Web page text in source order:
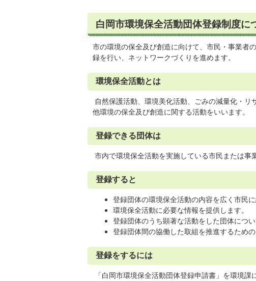
白岡市環境保全活動団体登録制度に
市の環境の保全及び創造に向けて、市民・事業者
録を行い、ネットワークづくりを進めます。
環境保全活動とは
自然保護活動、環境美化活動、ごみの減量化・
他環境の保全及び創造に関する活動をいいます。
登録できる団体は
市内で環境保全活動を実施している市民または事
登録すると
登録団体の環境保全活動の内容を広く市民に
環境保全活動に必要な情報を提供します。
登録団体のうち顕著な活動をした団体につ
登録団体間の協働した取組を推進するため
登録をするには
「白岡市環境保全活動団体登録申請書」を環境